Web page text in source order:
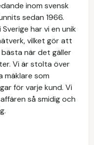
inom svensk
sedan 1966.
har vi en unik
vilket gör att
när det gäller
Vi är stolta över
mäklare som
för varje kund. Vi
så smidig och